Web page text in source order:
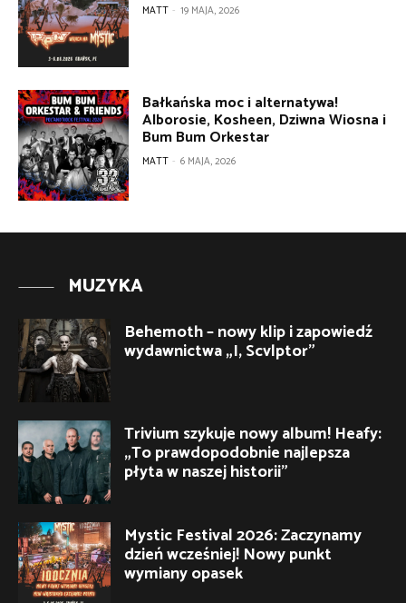
MATT - 19 MAJA, 2026
Bałkańska moc i alternatywa!
Alborosie, Kosheen, Dziwna Wiosna i
Bum Bum Orkestar
MATT - 6 MAJA, 2026
MUZYKA
Behemoth – nowy klip i zapowiedź
wydawnictwa „I, Scvlptor”
Trivium szykuje nowy album! Heafy:
„To prawdopodobnie najlepsza
płyta w naszej historii”
Mystic Festival 2026: Zaczynamy
dzień wcześniej! Nowy punkt
wymiany opasek